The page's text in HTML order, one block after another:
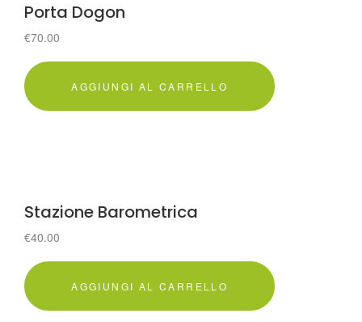
Porta Dogon
€70.00
AGGIUNGI AL CARRELLO
Stazione Barometrica
€40.00
AGGIUNGI AL CARRELLO